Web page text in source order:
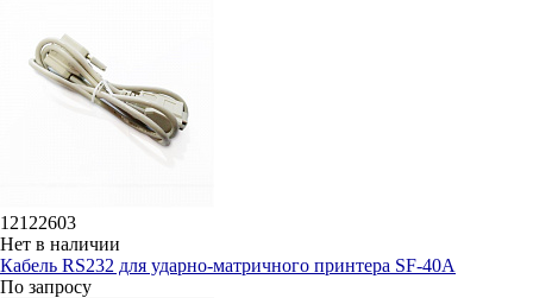
12122603
Нет в наличии
Кабель RS232 для ударно-матричного принтера SF-40A
По запросу